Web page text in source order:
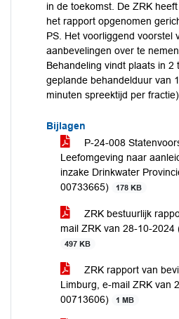
in de toekomst. De ZRK
het rapport opgenomen
PS. Het voorliggend voorstel
aanbevelingen over te nemen.
Behandeling vindt plaats in 2
geplande behandelduur van
minuten spreektijd per fractie).
Bijlagen
P-24-008
Leefomgeving naar
inzake Drinkwater
00733665)
178 KB
ZRK bestuurlijk
mail ZRK van 28-10-2024
497 KB
ZRK rapport van
Limburg, e-mail ZRK van
00713606)
1 MB